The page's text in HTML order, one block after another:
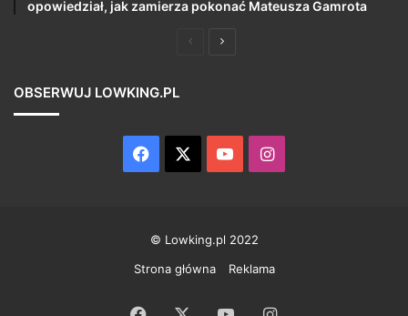
opowiedział, jak zamierza pokonać Mateusza Gamrota
PoprzedniaNastępna
OBSERWUJ LOWKING.PL
Facebook YouTubeInstagram
© Lowking.pl 2022
Strona główna
Reklama